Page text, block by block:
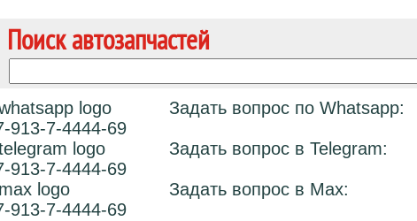
Поиск автозапчастей
Задать вопрос по Whatsapp:
913-7-4444-69
Задать вопрос в Telegram:
913-7-4444-69
Задать вопрос в Max:
913-7-4444-69